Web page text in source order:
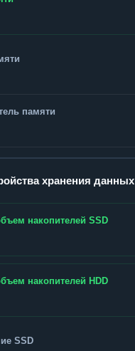
памяти
хранения данных
накопителей SSD
накопителей HDD
SSD